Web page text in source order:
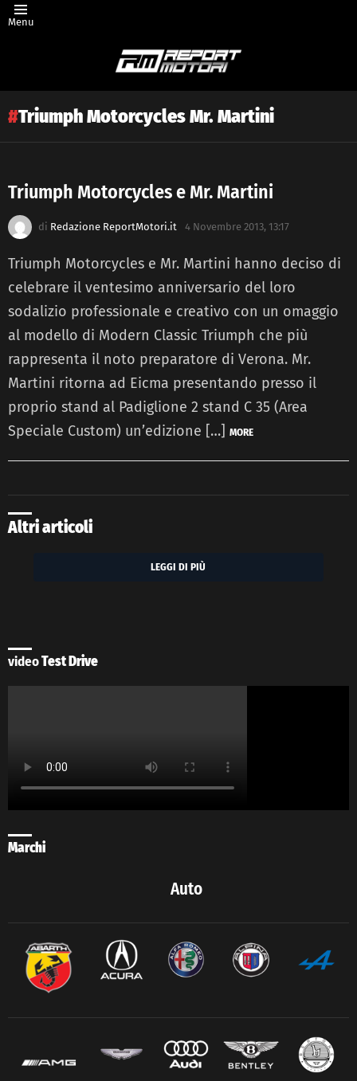
Menu
Triumph Motorcycles Mr. Martini
Latest
story
Triumph Motorcycles e Mr. Martini
di Redazione ReportMotori.it 4 Novembre 2013, 13:17
Triumph Motorcycles e Mr. Martini hanno deciso di
celebrare il ventesimo anniversario del loro
sodalizio professionale e creativo con un omaggio
al modello di Modern Classic Triumph che più
rappresenta il noto preparatore di Verona. Mr.
Martini ritorna ad Eicma presentando presso il
proprio stand al Padiglione 2 stand C 35 (Area
Speciale Custom) un’edizione […] MORE
Altri articoli
LEGGI DI PIÙ
videoTest Drive
Marchi
Auto